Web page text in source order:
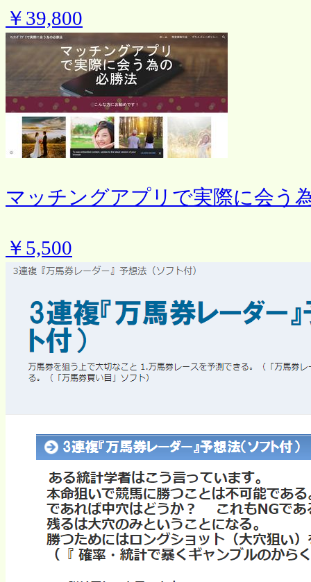
￥39,800
マッチングアプリで実際に会う
￥5,500